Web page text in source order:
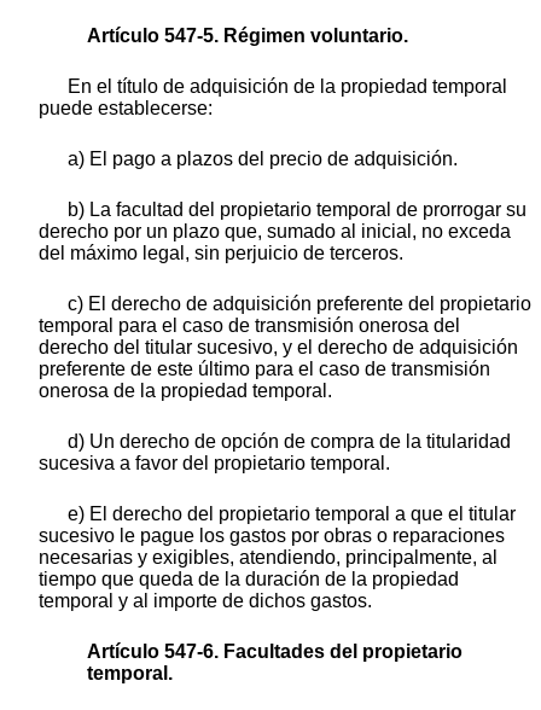
Artículo 547-5. Régimen voluntario.
En el título de adquisición de la propiedad temporal
puede establecerse:
a) El pago a plazos del precio de adquisición.
b) La facultad del propietario temporal de prorrogar su
derecho por un plazo que, sumado al inicial, no exceda
del máximo legal, sin perjuicio de terceros.
c) El derecho de adquisición preferente del propietario
temporal para el caso de transmisión onerosa del
derecho del titular sucesivo, y el derecho de adquisición
preferente de este último para el caso de transmisión
onerosa de la propiedad temporal.
d) Un derecho de opción de compra de la titularidad
sucesiva a favor del propietario temporal.
e) El derecho del propietario temporal a que el titular
sucesivo le pague los gastos por obras o reparaciones
necesarias y exigibles, atendiendo, principalmente, al
tiempo que queda de la duración de la propiedad
temporal y al importe de dichos gastos.
Artículo 547-6. Facultades del propietario
temporal.